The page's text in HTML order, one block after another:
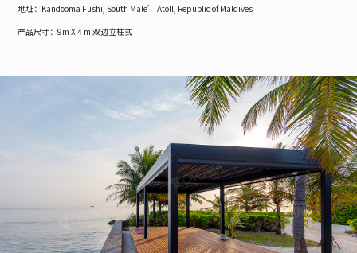
地址： Kandooma Fushi, South Male’ Atoll, Republic of Maldives
产品尺寸：9m X 4 m 双边立柱式